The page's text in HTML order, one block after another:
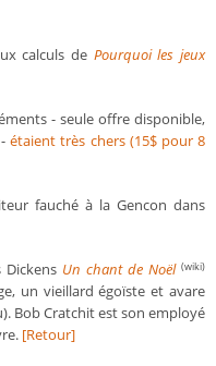
calculs de Pourquoi les jeux
- seule offre disponible,
-étaient très chers (15$ pour 8
fauché à la Gencon dans
Dickens Un chant de Noël (wiki)
un vieillard égoïste et avare
Bob Cratchit est son employé
[Retour]